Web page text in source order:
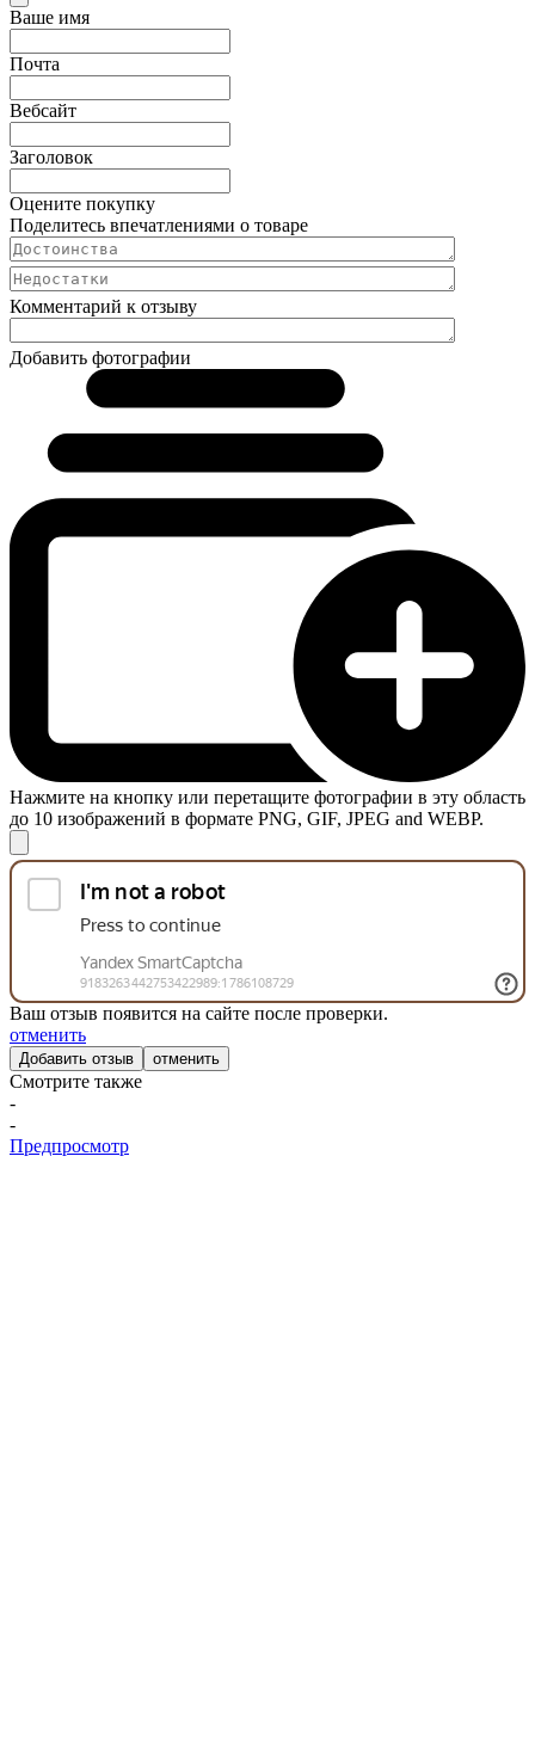
Ваше имя
Почта
Вебсайт
Заголовок
Оцените покупку
Поделитесь впечатлениями о товаре
Комментарий к отзыву
Добавить фотографии
Нажмите на кнопку или перетащите фотографии в эту область
до 10 изображений в формате PNG, GIF, JPEG and WEBP.
Ваш отзыв появится на сайте после проверки.
отменить
отменить
Смотрите также
-
-
Предпросмотр